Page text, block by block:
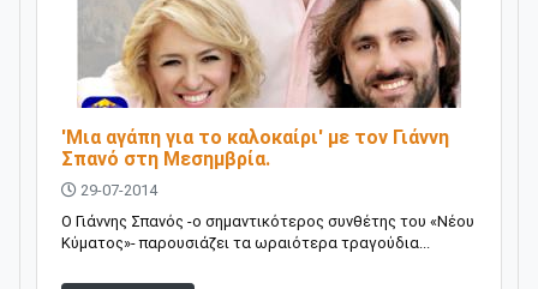
'Μια αγάπη για το καλοκαίρι' με τον Γιάννη
Σπανό στη Μεσημβρία.
29-07-2014
Ο Γιάννης Σπανός -ο σημαντικότερος συνθέτης του «Νέου
Κύματος»- παρουσιάζει τα ωραιότερα τραγούδια...